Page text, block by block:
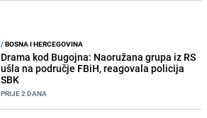
/BOSNA I HERCEGOVINA
Drama kod Bugojna: Naoružana grupa iz RS
ušla na područje FBiH, reagovala policija
SBK
PRIJE 2 DANA